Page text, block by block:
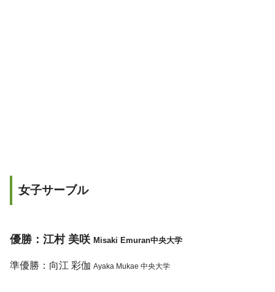
女子サーブル
優勝：江村 美咲 Misaki Emuran中央大学
準優勝：向江 彩伽 Ayaka Mukae 中央大学